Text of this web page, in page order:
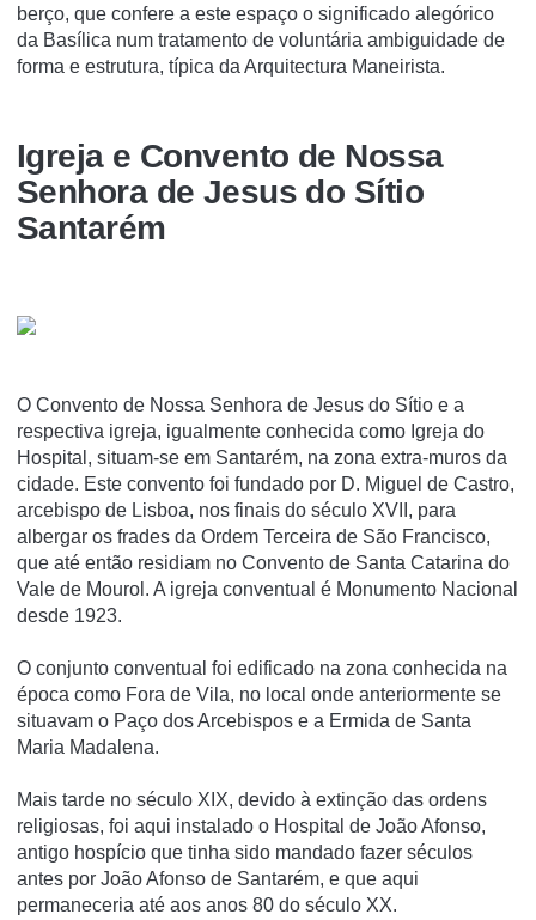
berço, que confere a este espaço o significado alegórico
da Basílica num tratamento de voluntária ambiguidade de
forma e estrutura, típica da Arquitectura Maneirista.
Igreja e Convento de Nossa
Senhora de Jesus do Sí­tio
Santarém
O Convento de Nossa Senhora de Jesus do Sí­tio e a
respectiva igreja, igualmente conhecida como Igreja do
Hospital, situam-se em Santarém, na zona extra-muros da
cidade. Este convento foi fundado por D. Miguel de Castro,
arcebispo de Lisboa, nos finais do século XVII, para
albergar os frades da Ordem Terceira de São Francisco,
que até então residiam no Convento de Santa Catarina do
Vale de Mourol. A igreja conventual é Monumento Nacional
desde 1923.
O conjunto conventual foi edificado na zona conhecida na
época como Fora de Vila, no local onde anteriormente se
situavam o Paço dos Arcebispos e a Ermida de Santa
Maria Madalena.
Mais tarde no século XIX, devido à extinção das ordens
religiosas, foi aqui instalado o Hospital de João Afonso,
antigo hospí­cio que tinha sido mandado fazer séculos
antes por João Afonso de Santarém, e que aqui
permaneceria até aos anos 80 do século XX.